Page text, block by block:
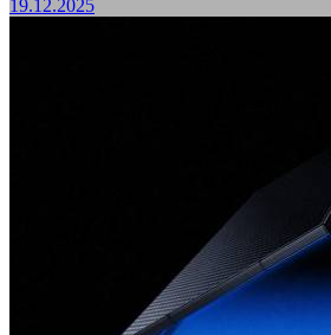
19.12.2025